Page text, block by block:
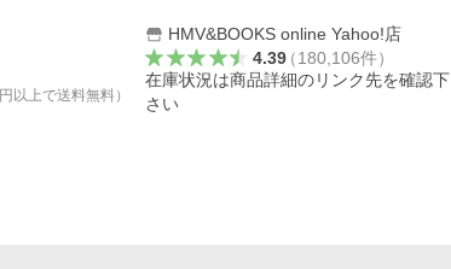
円以上で送料無料）
HMV&BOOKS online Yahoo!店
4.39（180,106件）
在庫状況は商品詳細のリンク先を確認下
さい